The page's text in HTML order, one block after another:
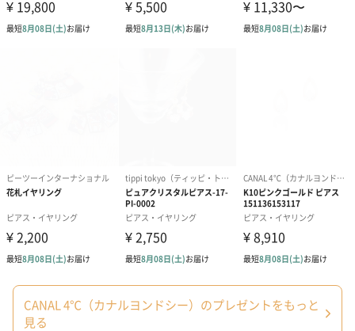
ドライフラワー・プリザーブドフラワー
自然のお花で作ったドライフラワー・プリザーブドフラワーを同
梱します。
一部花材が写真と異なる場合がございます。予めご了承くださ
い。パッケージに入れてお届けします。
CANAL 4℃（カナルヨンドシー）のプレゼントをもっと
見る